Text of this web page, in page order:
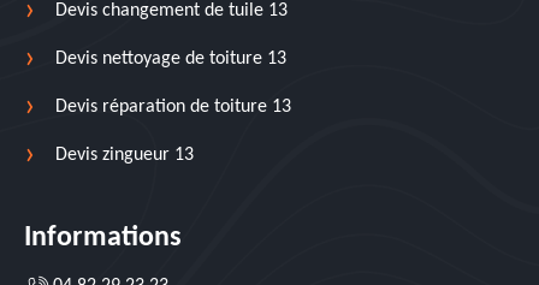
Devis changement de tuile 13
Devis nettoyage de toiture 13
Devis réparation de toiture 13
Devis zingueur 13
Informations